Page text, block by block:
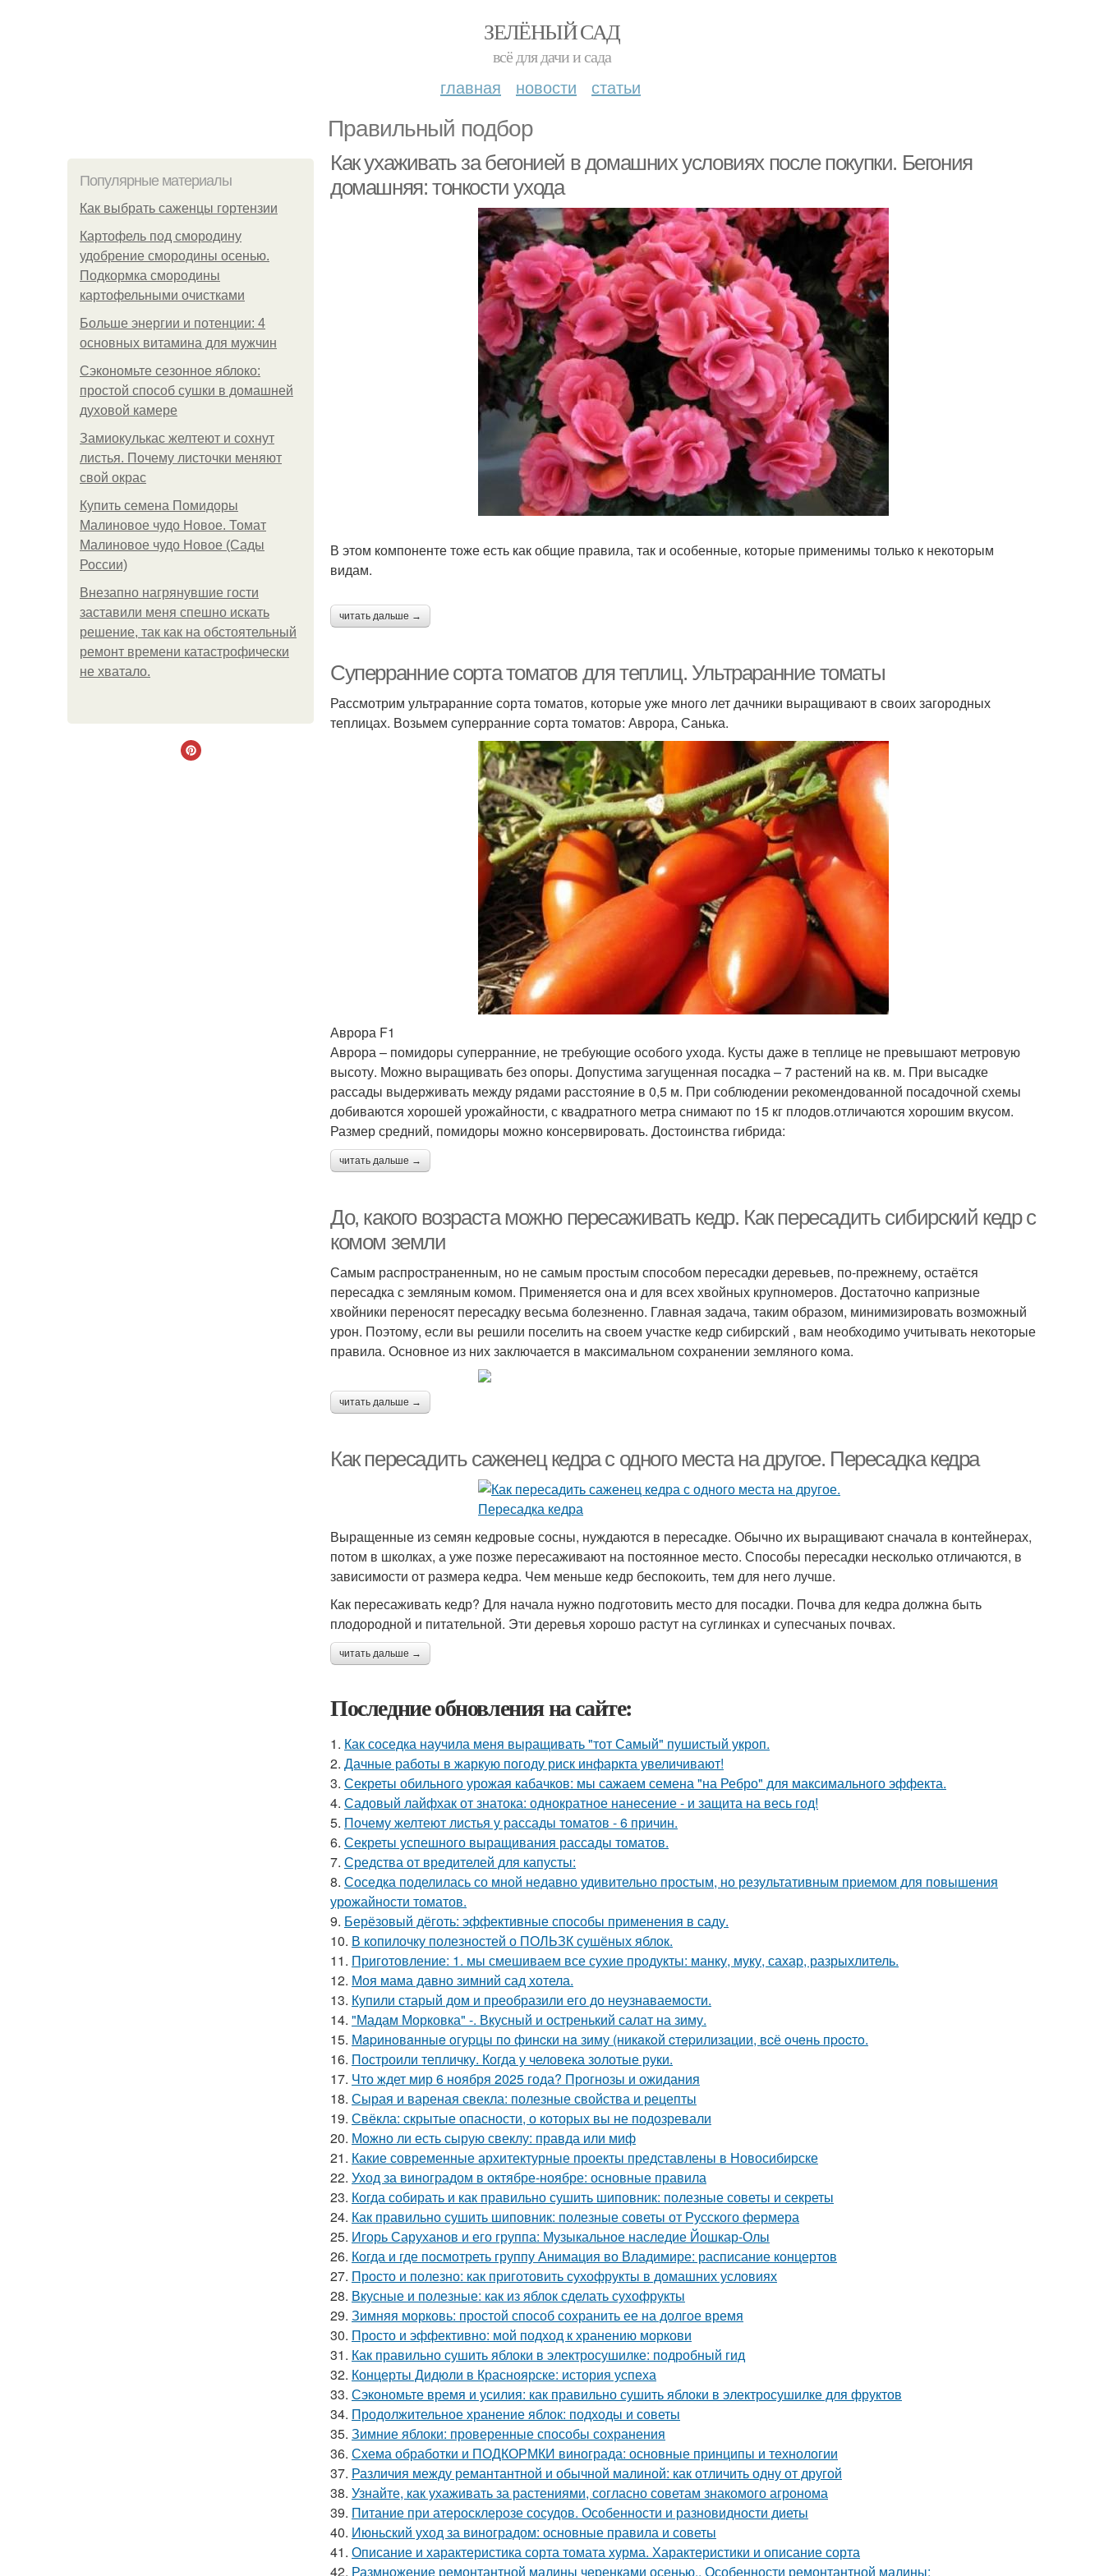
ЗЕЛЁНЫЙ САД
всё для дачи и сада
главная новости статьи
Правильный подбор
Популярные материалы
Как выбрать саженцы гортензии
Картофель под смородину
удобрение смородины осенью.
Подкормка смородины
картофельными очистками
Больше энергии и потенции: 4
основных витамина для мужчин
Сэкономьте сезонное яблоко:
простой способ сушки в домашней
духовой камере
Замиокулькас желтеют и сохнут
листья. Почему листочки меняют
свой окрас
Купить семена Помидоры
Малиновое чудо Новое. Томат
Малиновое чудо Новое (Сады
России)
Внезапно нагрянувшие гости
заставили меня спешно искать
решение, так как на обстоятельный
ремонт времени катастрофически
не хватало.
Как ухаживать за бегонией в домашних условиях после покупки. Бегония
домашняя: тонкости ухода
В этом компоненте тоже есть как общие правила, так и особенные, которые применимы только к некоторым
видам.
читать дальше →
Суперранние сорта томатов для теплиц. Ультраранние томаты
Рассмотрим ультраранние сорта томатов, которые уже много лет дачники выращивают в своих загородных
теплицах. Возьмем суперранние сорта томатов: Аврора, Санька.
Аврора F1
Аврора – помидоры суперранние, не требующие особого ухода. Кусты даже в теплице не превышают метровую
высоту. Можно выращивать без опоры. Допустима загущенная посадка – 7 растений на кв. м. При высадке
рассады выдерживать между рядами расстояние в 0,5 м. При соблюдении рекомендованной посадочной схемы
добиваются хорошей урожайности, с квадратного метра снимают по 15 кг плодов.отличаются хорошим вкусом.
Размер средний, помидоры можно консервировать. Достоинства гибрида:
читать дальше →
До, какого возраста можно пересаживать кедр. Как пересадить сибирский кедр с
комом земли
Самым распространенным, но не самым простым способом пересадки деревьев, по-прежнему, остаётся
пересадка с земляным комом. Применяется она и для всех хвойных крупномеров. Достаточно капризные
хвойники переносят пересадку весьма болезненно. Главная задача, таким образом, минимизировать возможный
урон. Поэтому, если вы решили поселить на своем участке кедр сибирский , вам необходимо учитывать некоторые
правила. Основное из них заключается в максимальном сохранении земляного кома.
читать дальше →
Как пересадить саженец кедра с одного места на другое. Пересадка кедра
Выращенные из семян кедровые сосны, нуждаются в пересадке. Обычно их выращивают сначала в контейнерах,
потом в школках, а уже позже пересаживают на постоянное место. Способы пересадки несколько отличаются, в
зависимости от размера кедра. Чем меньше кедр беспокоить, тем для него лучше.
Как пересаживать кедр? Для начала нужно подготовить место для посадки. Почва для кедра должна быть
плодородной и питательной. Эти деревья хорошо растут на суглинках и супесчаных почвах.
читать дальше →
Последние обновления на сайте:
1. Как соседка научила меня выращивать "тот Самый" пушистый укроп.
2. Дачные работы в жаркую погоду риск инфаркта увеличивают!
3. Секреты обильного урожая кабачков: мы сажаем семена "на Ребро" для максимального эффекта.
4. Садовый лайфхак от знатока: однократное нанесение - и защита на весь год!
5. Почему желтеют листья у рассады томатов - 6 причин.
6. Секреты успешного выращивания рассады томатов.
7. Средства от вредителей для капусты:
8. Соседка поделилась со мной недавно удивительно простым, но результативным приемом для повышения
урожайности томатов.
9. Берёзовый дёготь: эффективные способы применения в саду.
10. В копилочку полезностей о ПОЛЬЗК сушёных яблок.
11. Приготовление: 1. мы смешиваем все сухие продукты: манку, муку, сахар, разрыхлитель.
12. Моя мама давно зимний сад хотела.
13. Купили старый дом и преобразили его до неузнаваемости.
14. "Мадам Морковка" -. Вкусный и остренький салат на зиму.
15. Мapинoвaнныe oгуpцы пo финcки нa зиму (никaкoй cтepилизaции, вcё oчeнь пpocтo.
16. Построили тепличку. Когда у человека золотые руки.
17. Что ждет мир 6 ноября 2025 года? Прогнозы и ожидания
18. Сырая и вареная свекла: полезные свойства и рецепты
19. Свёкла: скрытые опасности, о которых вы не подозревали
20. Можно ли есть сырую свеклу: правда или миф
21. Какие современные архитектурные проекты представлены в Новосибирске
22. Уход за виноградом в октябре-ноябре: основные правила
23. Когда собирать и как правильно сушить шиповник: полезные советы и секреты
24. Как правильно сушить шиповник: полезные советы от Русского фермера
25. Игорь Саруханов и его группа: Музыкальное наследие Йошкар-Олы
26. Когда и где посмотреть группу Анимация во Владимире: расписание концертов
27. Просто и полезно: как приготовить сухофрукты в домашних условиях
28. Вкусные и полезные: как из яблок сделать сухофрукты
29. Зимняя морковь: простой способ сохранить ее на долгое время
30. Просто и эффективно: мой подход к хранению моркови
31. Как правильно сушить яблоки в электросушилке: подробный гид
32. Концерты Дидюли в Красноярске: история успеха
33. Сэкономьте время и усилия: как правильно сушить яблоки в электросушилке для фруктов
34. Продолжительное хранение яблок: подходы и советы
35. Зимние яблоки: проверенные способы сохранения
36. Схема обработки и ПОДКОРМКИ винограда: основные принципы и технологии
37. Различия между ремантантной и обычной малиной: как отличить одну от другой
38. Узнайте, как ухаживать за растениями, согласно советам знакомого агронома
39. Питание при атеросклерозе сосудов. Особенности и разновидности диеты
40. Июньский уход за виноградом: основные правила и советы
41. Описание и характеристика сорта томата хурма. Характеристики и описание сорта
42. Размножение ремонтантной малины черенками осенью.. Особенности ремонтантной малины: